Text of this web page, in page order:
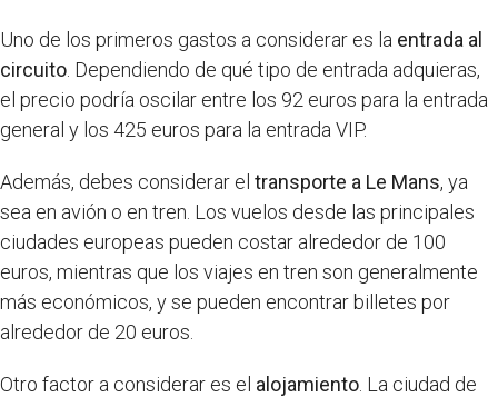
Uno de los primeros gastos a considerar es la entrada al
circuito . Dependiendo de qué tipo de entrada adquieras,
el precio podría oscilar entre los 92 euros para la entrada
general y los 425 euros para la entrada VIP.
Además, debes considerar el transporte a Le Mans, ya
sea en avión o en tren. Los vuelos desde las principales
ciudades europeas pueden costar alrededor de 100
euros, mientras que los viajes en tren son generalmente
más económicos, y se pueden encontrar billetes por
alrededor de 20 euros.
Otro factor a considerar es el alojamiento . La ciudad de